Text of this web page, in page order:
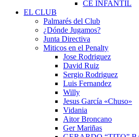
CE INFANTIL
EL CLUB
Palmarés del Club
¿Dónde Jugamos?
Junta Directiva
Miticos en el Penalty
Jose Rodriguez
David Ruiz
Sergio Rodriguez
Luis Fernandez
Willy
Jesus García «Chuso»
Vidania
Aitor Broncano
Ger Mariñas